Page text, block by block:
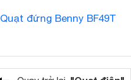
Quạt đứng Benny BF49T